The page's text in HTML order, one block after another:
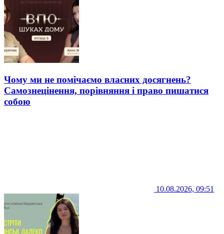
Чому ми не помічаємо власних досягнень?
Самознецінення, порівняння і право пишатися
собою
10.08.2026, 09:51